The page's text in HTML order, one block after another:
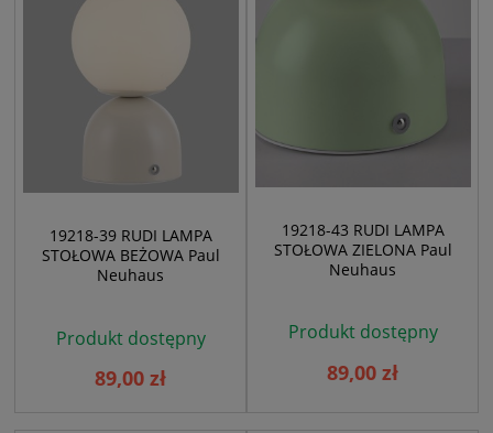
19218-39 RUDI LAMPA
STOŁOWA BEŻOWA Paul
Neuhaus
Produkt dostępny
89,00 zł
19218-43 RUDI LAMPA
STOŁOWA ZIELONA Paul
Neuhaus
Produkt dostępny
89,00 zł